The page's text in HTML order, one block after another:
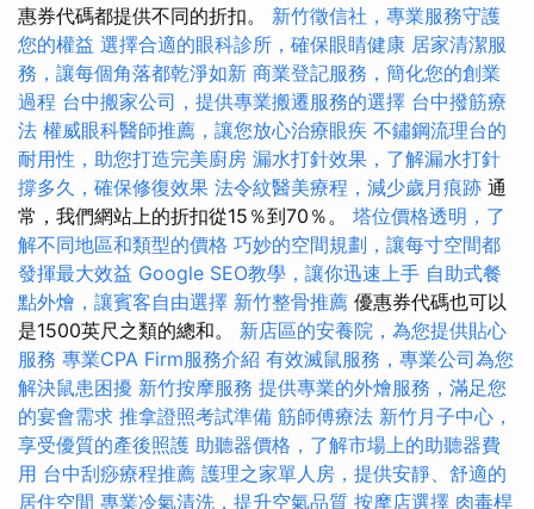
惠券代碼都提供不同的折扣。 新竹徵信社，專業服務守護
您的權益 選擇合適的眼科診所，確保眼睛健康 居家清潔服
務，讓每個角落都乾淨如新 商業登記服務，簡化您的創業
過程 台中搬家公司，提供專業搬遷服務的選擇 台中撥筋療
法 權威眼科醫師推薦，讓您放心治療眼疾 不鏽鋼流理台的
耐用性，助您打造完美廚房 漏水打針效果，了解漏水打針
撐多久，確保修復效果 法令紋醫美療程，減少歲月痕跡 通
常，我們網站上的折扣從15％到70％。 塔位價格透明，了
解不同地區和類型的價格 巧妙的空間規劃，讓每寸空間都
發揮最大效益 Google SEO教學，讓你迅速上手 自助式餐
點外燴，讓賓客自由選擇 新竹整骨推薦 優惠券代碼也可以
是1500英尺之類的總和。 新店區的安養院，為您提供貼心
服務 專業CPA Firm服務介紹 有效滅鼠服務，專業公司為您
解決鼠患困擾 新竹按摩服務 提供專業的外燴服務，滿足您
的宴會需求 推拿證照考試準備 筋師傅療法 新竹月子中心，
享受優質的產後照護 助聽器價格，了解市場上的助聽器費
用 台中刮痧療程推薦 護理之家單人房，提供安靜、舒適的
居住空間 專業冷氣清洗，提升空氣品質 按摩店選擇 肉毒桿